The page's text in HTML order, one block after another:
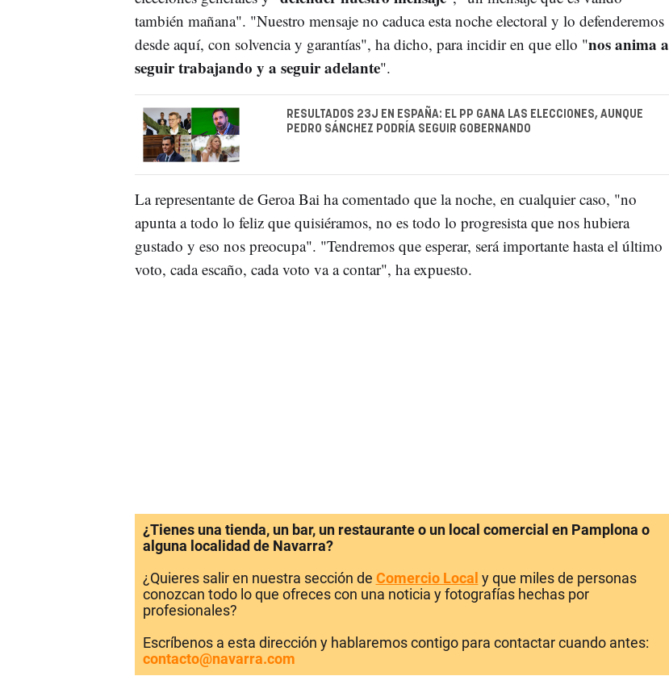
también mañana". "Nuestro mensaje no caduca esta noche electoral y lo defenderemos
desde aquí, con solvencia y garantías", ha dicho, para incidir en que ello "nos anima a
seguir trabajando y a seguir adelante".
RESULTADOS 23J EN ESPAÑA: EL PP GANA LAS ELECCIONES, AUNQUE
PEDRO SÁNCHEZ PODRÍA SEGUIR GOBERNANDO
La representante de Geroa Bai ha comentado que la noche, en cualquier caso, "no
apunta a todo lo feliz que quisiéramos, no es todo lo progresista que nos hubiera
gustado y eso nos preocupa". "Tendremos que esperar, será importante hasta el último
voto, cada escaño, cada voto va a contar", ha expuesto.
¿Tienes una tienda, un bar, un restaurante o un local comercial en Pamplona o
alguna localidad de Navarra?
¿Quieres salir en nuestra sección de Comercio Local y que miles de personas
conozcan todo lo que ofreces con una noticia y fotografías hechas por
profesionales?
Escríbenos a esta dirección y hablaremos contigo para contactar cuando antes:
contacto@navarra.com